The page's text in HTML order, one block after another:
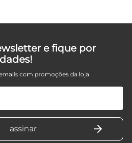
e fique por
com promoções da loja